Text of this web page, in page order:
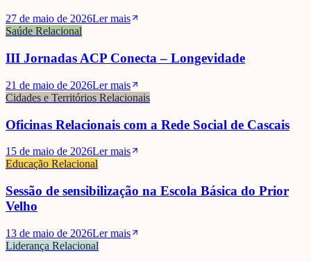
27 de maio de 2026Ler mais
Saúde Relacional
III Jornadas ACP Conecta – Longevidade
21 de maio de 2026Ler mais
Cidades e Territórios Relacionais
Oficinas Relacionais com a Rede Social de Cascais
15 de maio de 2026Ler mais
Educação Relacional
Sessão de sensibilização na Escola Básica do Prior
Velho
13 de maio de 2026Ler mais
Liderança Relacional